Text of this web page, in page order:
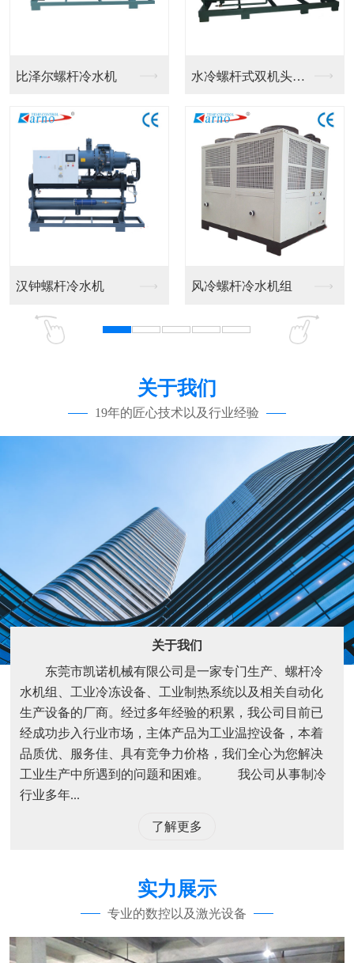
比泽尔螺杆冷水机 水冷螺杆式双机头冷水...
汉钟螺杆冷水机 风冷螺杆冷水机组
关于我们
19年的匠心技术以及行业经验
关于我们
东莞市凯诺机械有限公司是一家专门生产、螺杆冷
水机组、工业冷冻设备、工业制热系统以及相关自动化
生产设备的厂商。经过多年经验的积累，我公司目前已
经成功步入行业市场，主体产品为工业温控设备，本着
品质优、服务佳、具有竞争力价格，我们全心为您解决
工业生产中所遇到的问题和困难。 我公司从事制冷
行业多年...
了解更多
实力展示
专业的数控以及激光设备